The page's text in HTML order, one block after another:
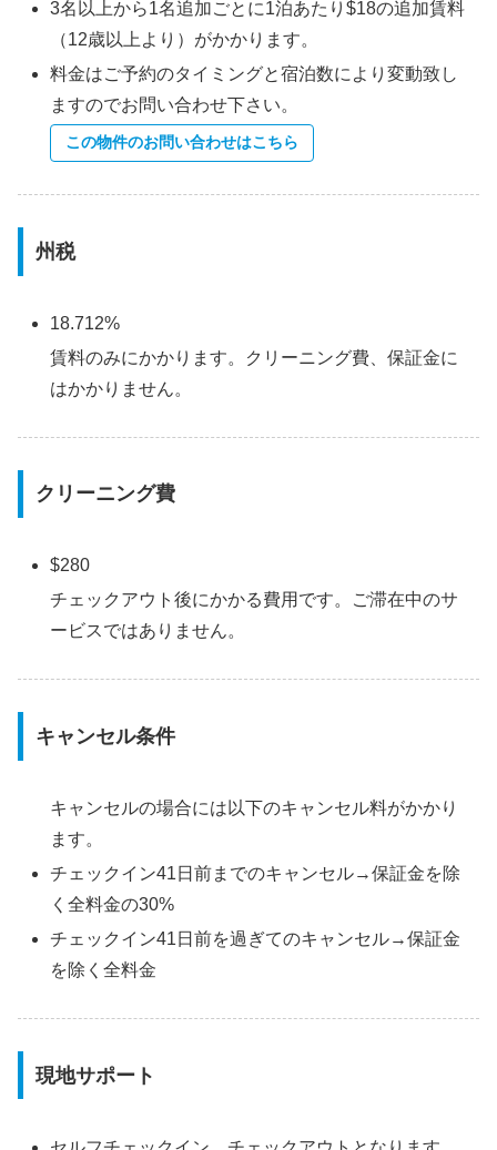
3名以上から1名追加ごとに1泊あたり$18の追加賃料
（12歳以上より）がかかります。
料金はご予約のタイミングと宿泊数により変動致し
ますのでお問い合わせ下さい。
この物件のお問い合わせはこちら
州税
18.712%
賃料のみにかかります。クリーニング費、保証金に
はかかりません。
クリーニング費
$280
チェックアウト後にかかる費用です。ご滞在中のサ
ービスではありません。
キャンセル条件
キャンセルの場合には以下のキャンセル料がかかり
ます。
チェックイン41日前までのキャンセル→保証金を除
く全料金の30%
チェックイン41日前を過ぎてのキャンセル→保証金
を除く全料金
現地サポート